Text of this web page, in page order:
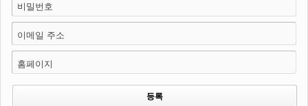
비밀번호
이메일 주소
홈페이지